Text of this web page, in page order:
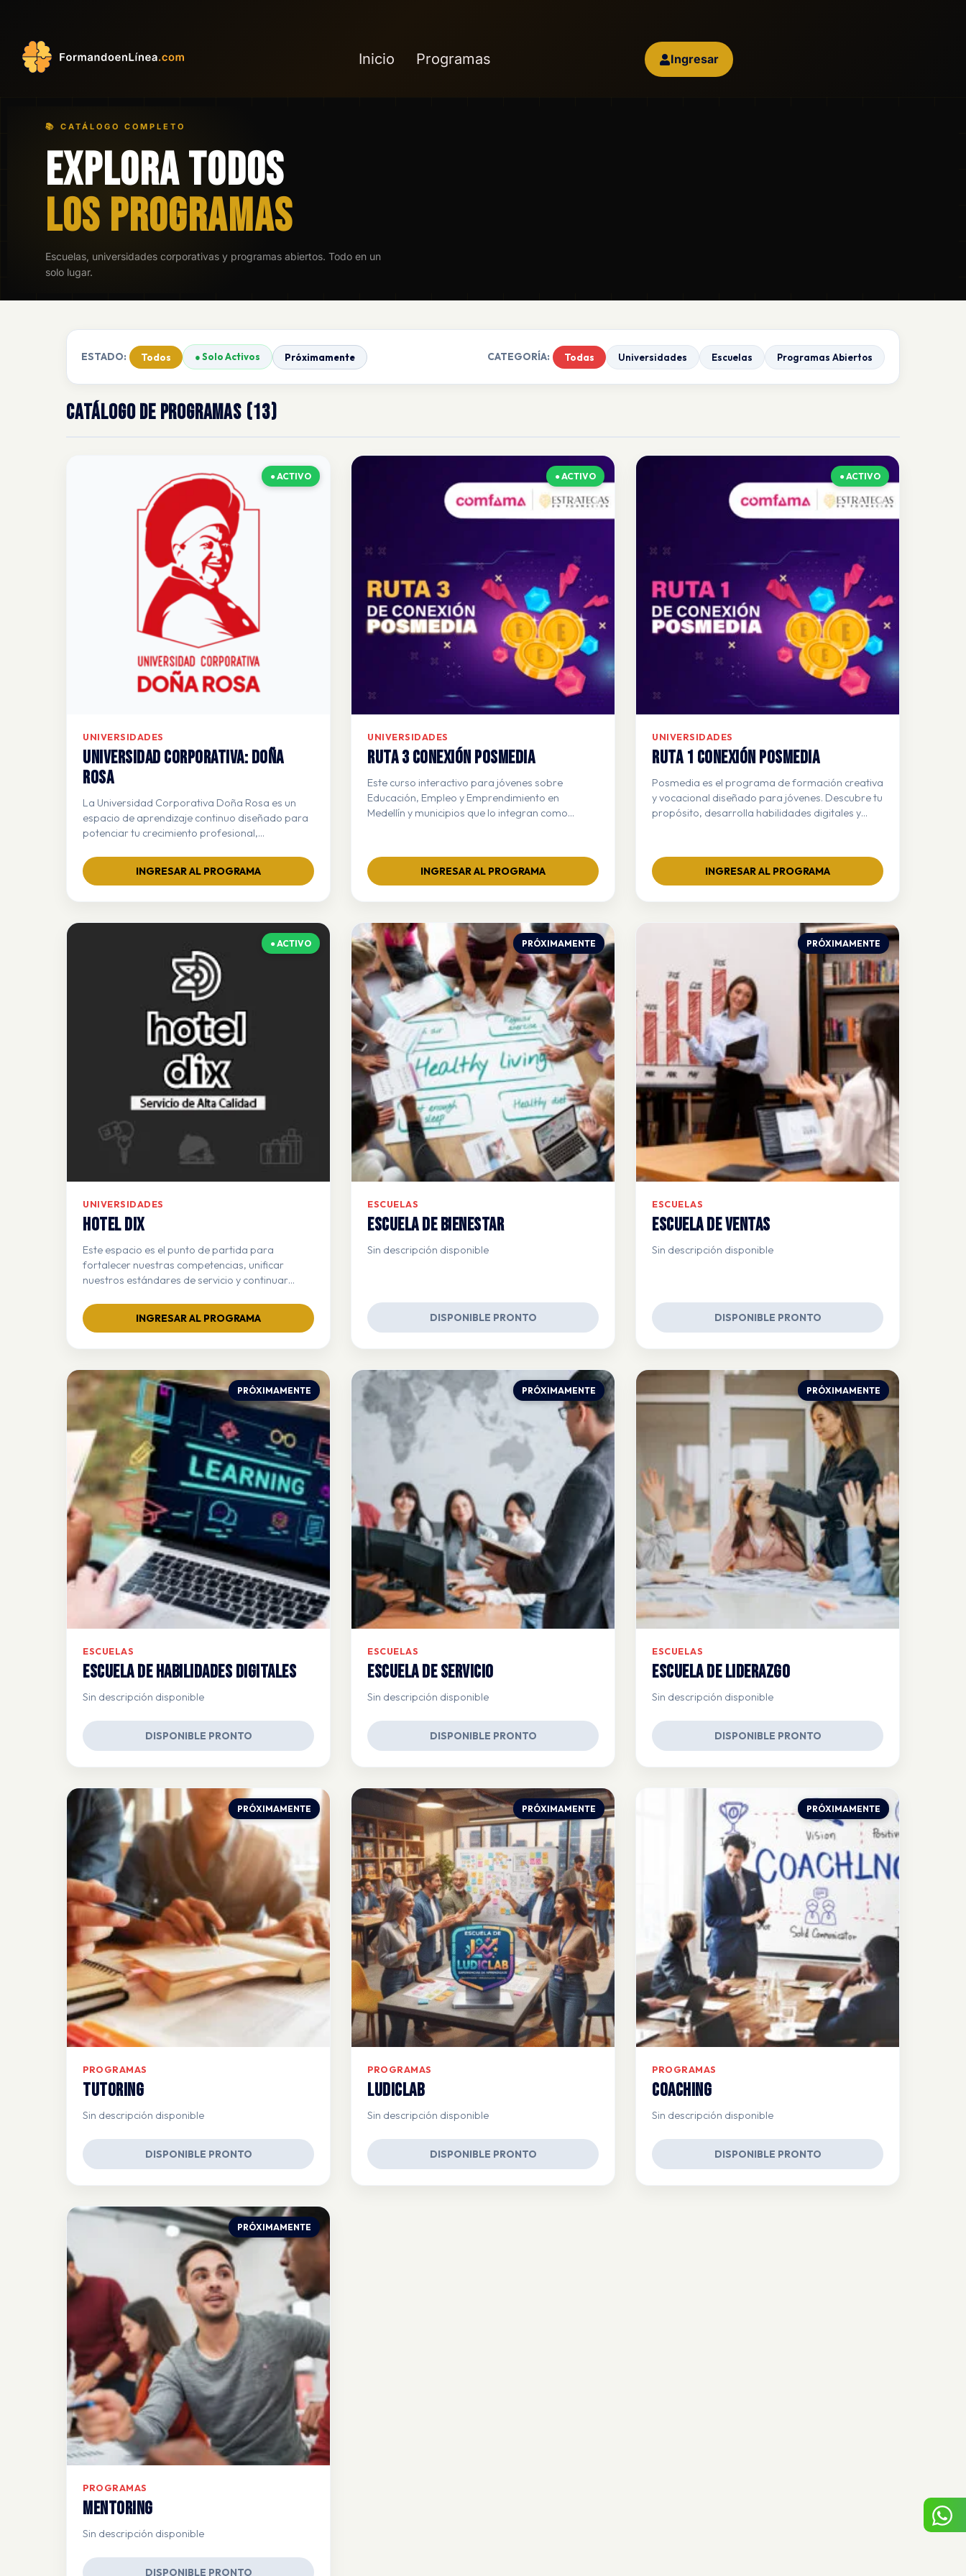
Inicio Programas Ingresar
📚 CATÁLOGO COMPLETO
EXPLORA TODOS
LOS PROGRAMAS
Escuelas, universidades corporativas y programas abiertos. Todo en un
solo lugar.
ESTADO: Todos ● Solo Activos Próximamente CATEGORÍA: Todas Universidades Escuelas Programas Abiertos
CATÁLOGO DE PROGRAMAS (13)
● ACTIVO
UNIVERSIDADES
Universidad Corporativa: DOÑA
ROSA
La Universidad Corporativa Doña Rosa es un
espacio de aprendizaje continuo diseñado para
potenciar tu crecimiento profesional,
ofrecer un servicio extraordinario, fortalecer el
trabajo en equipo y alcanzar resultados
INGRESAR AL PROGRAMA
● ACTIVO
UNIVERSIDADES
RUTA 3 CONEXIÓN POSMEDIA
Este curso interactivo para jóvenes sobre
Educación, Empleo y Emprendimiento en
Medellín y municipios que lo integran como
brindándoles información clara sobre
oportunidades de estudio, trabajo y
emprendimiento
INGRESAR AL PROGRAMA
● ACTIVO
UNIVERSIDADES
RUTA 1 CONEXIÓN POSMEDIA
Posmedia es el programa de formación creativa
y vocacional diseñado para jóvenes. Descubre tu
propósito, desarrolla habilidades digitales y
INGRESAR AL PROGRAMA
● ACTIVO
UNIVERSIDADES
HOTEL DIX
Este espacio es el punto de partida para
fortalecer nuestras competencias, unificar
nuestros estándares de servicio y continuar
huéspedes. ¡Inicia tu recorrido hacia la
excelencia!
INGRESAR AL PROGRAMA
PRÓXIMAMENTE
ESCUELAS
Escuela de Bienestar
Sin descripción disponible
DISPONIBLE PRONTO
PRÓXIMAMENTE
ESCUELAS
Escuela de Ventas
Sin descripción disponible
DISPONIBLE PRONTO
PRÓXIMAMENTE
ESCUELAS
Escuela de Habilidades Digitales
Sin descripción disponible
DISPONIBLE PRONTO
PRÓXIMAMENTE
ESCUELAS
Escuela de Servicio
Sin descripción disponible
DISPONIBLE PRONTO
PRÓXIMAMENTE
ESCUELAS
Escuela de Liderazgo
Sin descripción disponible
DISPONIBLE PRONTO
PRÓXIMAMENTE
PROGRAMAS
Tutoring
Sin descripción disponible
DISPONIBLE PRONTO
PRÓXIMAMENTE
PROGRAMAS
Ludiclab
Sin descripción disponible
DISPONIBLE PRONTO
PRÓXIMAMENTE
PROGRAMAS
Coaching
Sin descripción disponible
DISPONIBLE PRONTO
PRÓXIMAMENTE
PROGRAMAS
Mentoring
Sin descripción disponible
DISPONIBLE PRONTO